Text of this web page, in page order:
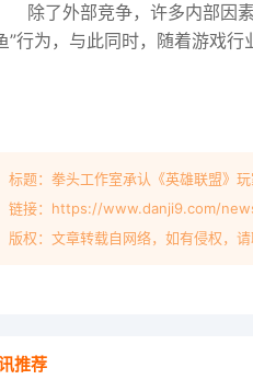
除了外部竞争，许多内部因
”行为，与此同时，随着游戏行
标题：拳头工作室承认《英雄联盟》
链接：https://www.danji9.com/
版权：文章转载自网络，如有侵权，请
推荐